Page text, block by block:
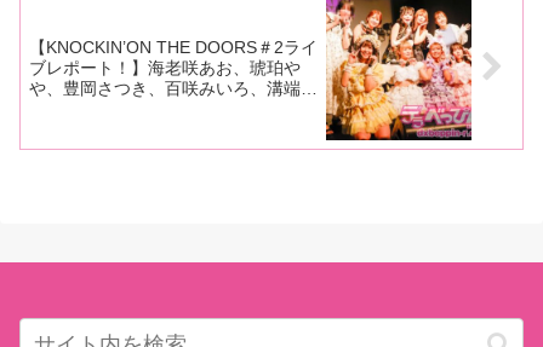
【KNOCKIN’ON THE DOORS＃2ライ
ブレポート！】海老咲あお、琥珀や
や、豊岡さつき、百咲みいろ、溝端